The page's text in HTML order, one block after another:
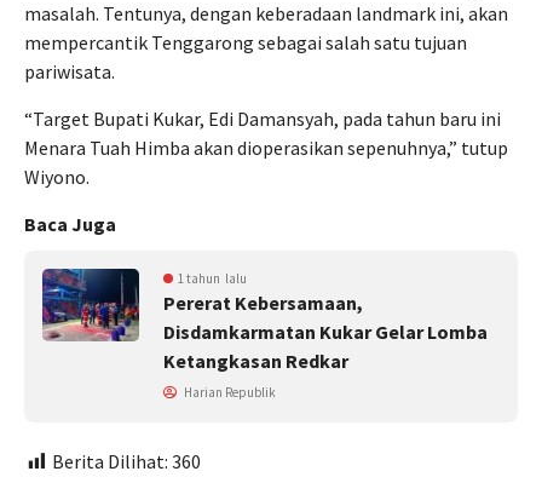
masalah. Tentunya, dengan keberadaan landmark ini, akan
mempercantik Tenggarong sebagai salah satu tujuan
pariwisata.
“Target Bupati Kukar, Edi Damansyah, pada tahun baru ini
Menara Tuah Himba akan dioperasikan sepenuhnya,” tutup
Wiyono.
Baca Juga
1 tahun lalu
Pererat Kebersamaan,
Disdamkarmatan Kukar Gelar Lomba
Ketangkasan Redkar
Harian Republik
Berita Dilihat: 360